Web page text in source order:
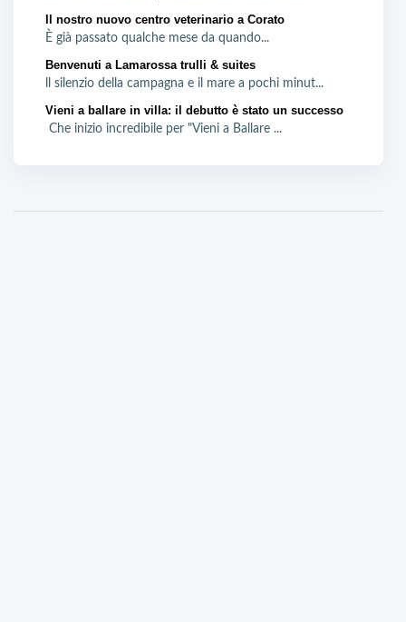
Il nostro nuovo centro veterinario a Corato
È già passato qualche mese da quando...
Benvenuti a Lamarossa trulli & suites
ll silenzio della campagna e il mare a pochi minut...
Vieni a ballare in villa: il debutto è stato un successo
Che inizio incredibile per "Vieni a Ballare ...